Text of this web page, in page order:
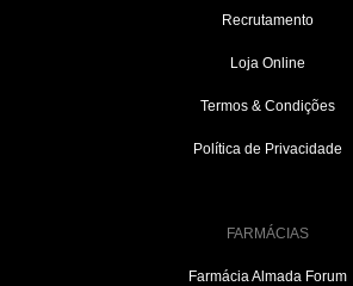
Recrutamento
Loja Online
Termos & Condições
Política de Privacidade
FARMÁCIAS
Farmácia Almada Forum